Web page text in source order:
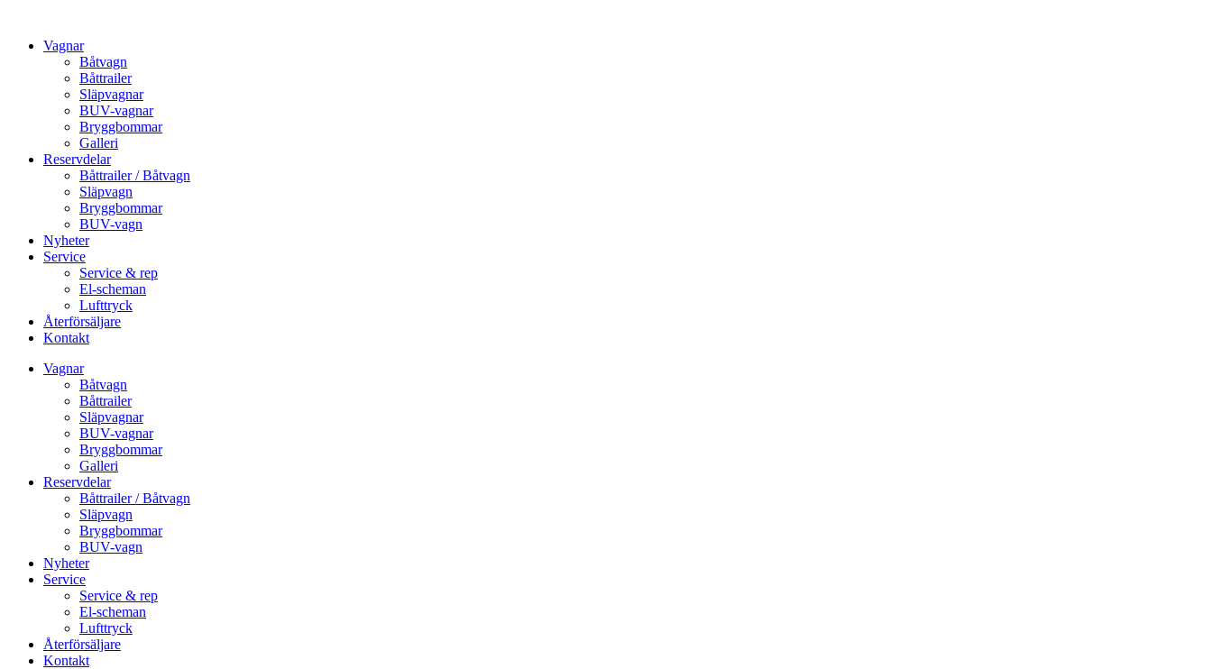
Vagnar
Båtvagn
Båttrailer
Släpvagnar
BUV-vagnar
Bryggbommar
Galleri
Reservdelar
Båttrailer / Båtvagn
Släpvagn
Bryggbommar
BUV-vagn
Nyheter
Service
Service & rep
El-scheman
Lufttryck
Återförsäljare
Kontakt
Vagnar
Båtvagn
Båttrailer
Släpvagnar
BUV-vagnar
Bryggbommar
Galleri
Reservdelar
Båttrailer / Båtvagn
Släpvagn
Bryggbommar
BUV-vagn
Nyheter
Service
Service & rep
El-scheman
Lufttryck
Återförsäljare
Kontakt